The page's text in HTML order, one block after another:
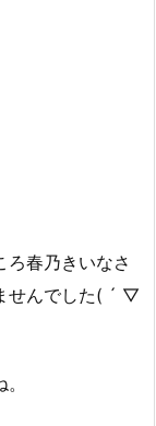
ろ春乃きいなさ
せんでした( ´ ▽